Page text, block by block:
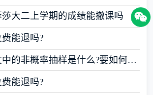
大二上学期的成绩能撤课吗
能退吗?
英国学位论文中的非概率抽样是什么?要如何完成?
能退吗?